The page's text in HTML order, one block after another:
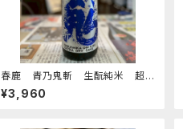
春鹿 青乃鬼斬 生酛純米 超
辛口生原酒 1800ｍｌ
¥3,960